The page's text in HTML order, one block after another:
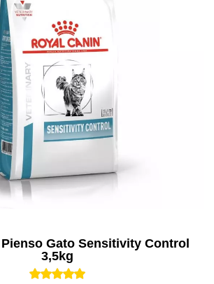
Gato Sensitivity Control
3,5kg